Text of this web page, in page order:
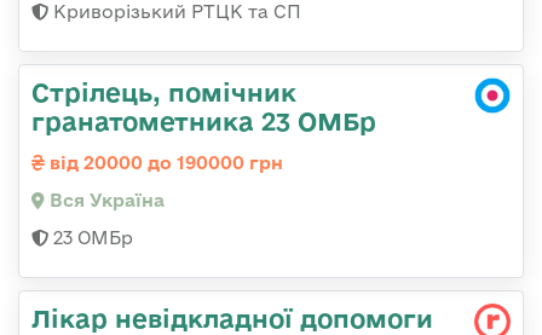
Криворізький РТЦК та СП
Стрілець, помічник
гранатометника 23 ОМБр
від 20000 до 190000 грн
Вся Україна
23 ОМБр
Лікар невідкладної допомоги